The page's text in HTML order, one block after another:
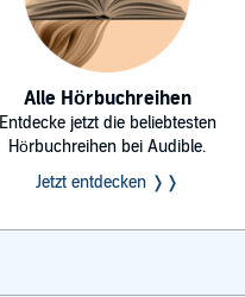
Alle Hörbuchreihen
Entdecke jetzt die beliebtesten
Hörbuchreihen bei Audible.
Jetzt entdecken ❭❭